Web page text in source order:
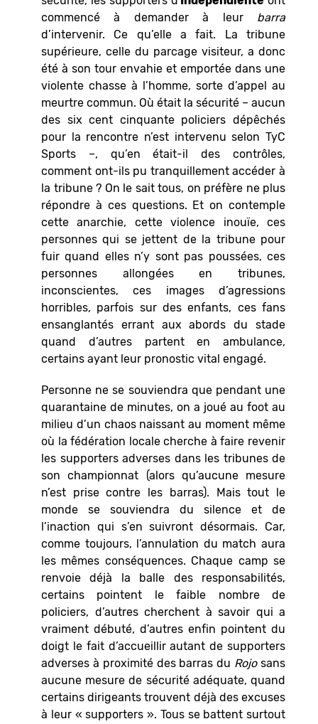
commencé à demander à leur barra
d’intervenir. Ce qu’elle a fait. La tribune
supérieure, celle du parcage visiteur, a donc
été à son tour envahie et emportée dans une
violente chasse à l’homme, sorte d’appel au
meurtre commun. Où était la sécurité – aucun
des six cent cinquante policiers dépêchés
pour la rencontre n’est intervenu selon TyC
Sports –, qu’en était-il des contrôles,
comment ont-ils pu tranquillement accéder à
la tribune ? On le sait tous, on préfère ne plus
répondre à ces questions. Et on contemple
cette anarchie, cette violence inouïe, ces
personnes qui se jettent de la tribune pour
fuir quand elles n’y sont pas poussées, ces
personnes allongées en tribunes,
inconscientes, ces images d’agressions
horribles, parfois sur des enfants, ces fans
ensanglantés errant aux abords du stade
quand d’autres partent en ambulance,
certains ayant leur pronostic vital engagé.
Personne ne se souviendra que pendant une
quarantaine de minutes, on a joué au foot au
milieu d’un chaos naissant au moment même
où la fédération locale cherche à faire revenir
les supporters adverses dans les tribunes de
son championnat (alors qu’aucune mesure
n’est prise contre les barras). Mais tout le
monde se souviendra du silence et de
l’inaction qui s’en suivront désormais. Car,
comme toujours, l’annulation du match aura
les mêmes conséquences. Chaque camp se
renvoie déjà la balle des responsabilités,
certains pointent le faible nombre de
policiers, d’autres cherchent à savoir qui a
vraiment débuté, d’autres enfin pointent du
doigt le fait d’accueillir autant de supporters
adverses à proximité des barras du Rojosans
aucune mesure de sécurité adéquate, quand
certains dirigeants trouvent déjà des excuses
à leur « supporters ». Tous se battent surtout